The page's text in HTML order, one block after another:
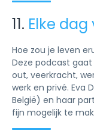
11. Elke
Hoe zou je leven
Deze podcast gaat
out, veerkracht,
werk en privé. Eva
België) en haar
fijn mogelijk te